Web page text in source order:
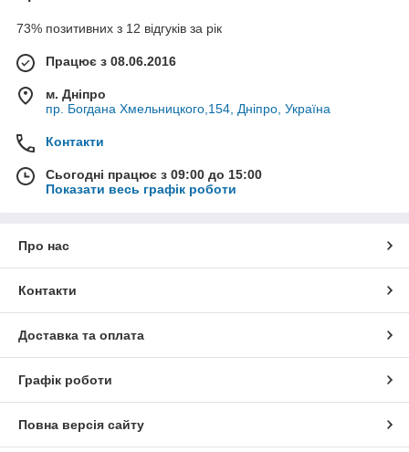
73% позитивних з 12 відгуків за рік
Працює з 08.06.2016
м. Дніпро
пр. Богдана Хмельницкого,154, Дніпро, Україна
Контакти
Сьогодні працює з 09:00 до 15:00
Показати весь графік роботи
Про нас
Контакти
Доставка та оплата
Графік роботи
Повна версія сайту